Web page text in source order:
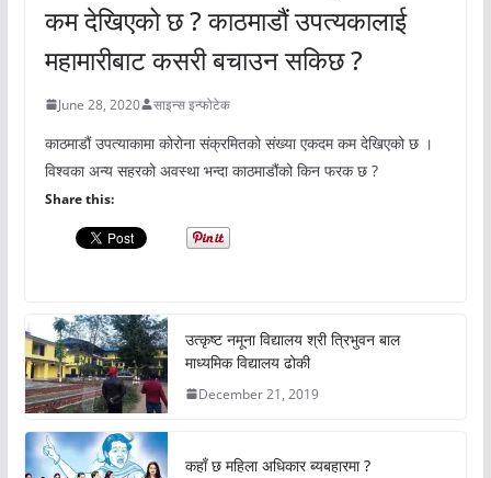
कम देखिएको छ ? काठमाडौं उपत्यकालाई
महामारीबाट कसरी बचाउन सकिछ ?
June 28, 2020 साइन्स इन्फोटेक
काठमाडौं उपत्याकामा कोरोना संक्रमितको संख्या एकदम कम देखिएको छ ।
विश्वका अन्य सहरको अवस्था भन्दा काठमाडौंको किन फरक छ ?
Share this:
उत्कृष्ट नमूना विद्यालय श्री त्रिभुवन बाल
माध्यमिक विद्यालय ढोकी
December 21, 2019
कहाँ छ महिला अधिकार ब्यबहारमा ?